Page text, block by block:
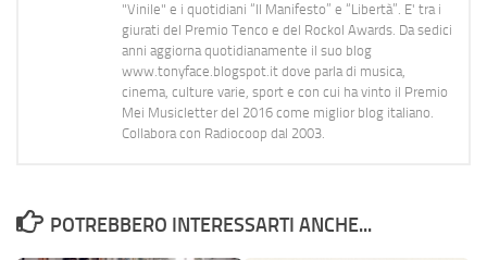
"Vinile" e i quotidiani “Il Manifesto” e “Libertà”. E' tra i
giurati del Premio Tenco e del Rockol Awards. Da sedici
anni aggiorna quotidianamente il suo blog
www.tonyface.blogspot.it dove parla di musica,
cinema, culture varie, sport e con cui ha vinto il Premio
Mei Musicletter del 2016 come miglior blog italiano.
Collabora con Radiocoop dal 2003.
POTREBBERO INTERESSARTI ANCHE...